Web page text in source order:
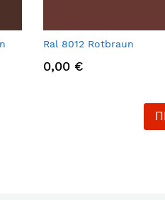
Ral 8012 Rotbraun
0,00 €